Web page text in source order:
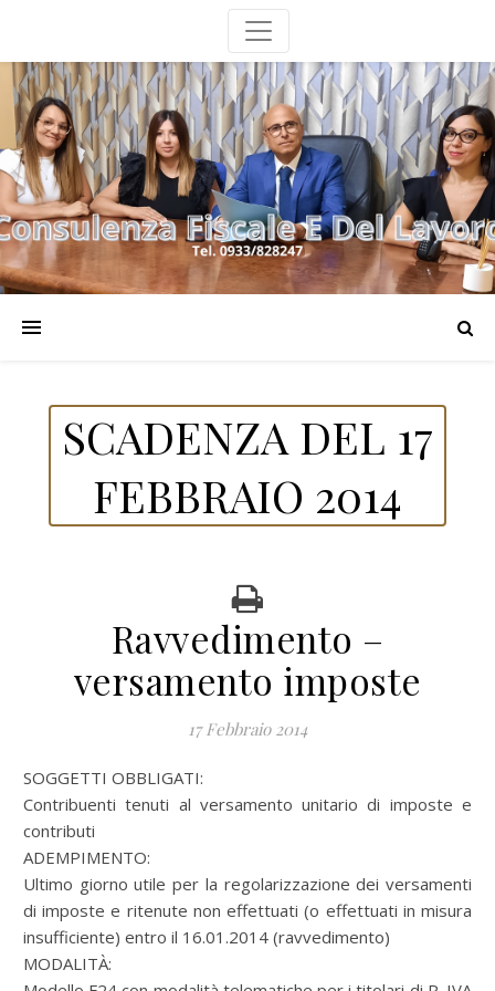
SCADENZA DEL 17
FEBBRAIO 2014
Ravvedimento –
versamento imposte
17 Febbraio 2014
SOGGETTI OBBLIGATI:
Contribuenti tenuti al versamento unitario di imposte e
contributi
ADEMPIMENTO:
Ultimo giorno utile per la regolarizzazione dei versamenti
di imposte e ritenute non effettuati (o effettuati in misura
insufficiente) entro il 16.01.2014 (ravvedimento)
MODALITÀ: